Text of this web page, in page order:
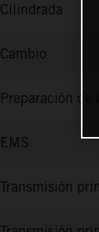
Cilindrada
Cambio
Preparación de
EMS
Transmisión